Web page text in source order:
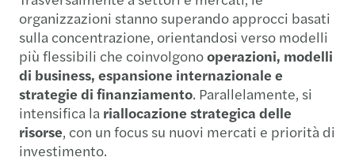
organizzazioni stanno superando approcci basati
sulla concentrazione, orientandosi verso modelli
più flessibili che coinvolgonooperazioni, modelli
di business, espansione internazionale e
strategie di finanziamento. Parallelamente, si
intensifica la riallocazione strategica delle
risorse, con un focus su nuovi mercati e priorità di
investimento.